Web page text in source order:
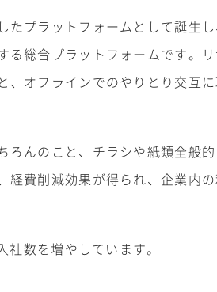
プラットフォームとして誕生し
る総合プラットフォームです。リ
、オフラインでのやりとり交互に
ろんのこと、チラシや紙類全般
経費削減効果が得られ、企業内の
数を増やしています。